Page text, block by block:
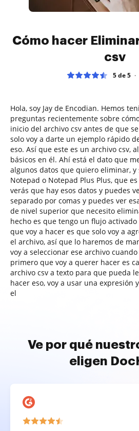
Cómo hacer
csv
5 de 5
Hola, soy Jay de Encodian. Hemos
preguntas recientemente sobre
inicio del archivo csv antes de que
solo voy a darte un ejemplo rápido
eso. Así que este es un archivo csv,
básicos en él. Ahí está el dato que
algunos datos que quiero eliminar, y
Notepad o Notepad Plus Plus, que
verás que hay esos datos y puedes
separado por comas y puedes ver
de nivel superior que necesito
hecho es que tengo un flujo
que voy a hacer es que solo voy a
el archivo, así que lo haremos de
voy a seleccionar ese archivo
primero que voy a querer hacer es
archivo csv a texto para que pueda
hacer eso, voy a usar una expresión
el
Ve por qué
eligen